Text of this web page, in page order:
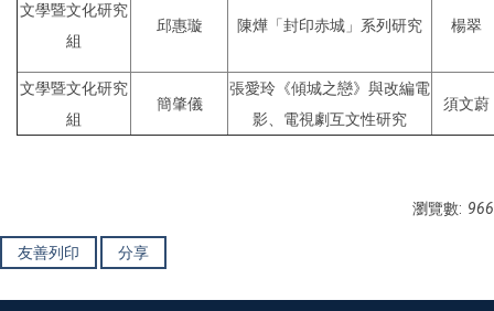
文學暨文化研究
組
邱惠璇 陳燁「封印赤城」系列研究 楊翠
文學暨文化研究
組
簡肇儀
張愛玲《傾城之戀》與改編電
影、電視劇互文性研究
須文蔚
瀏覽數: 966
友善列印 分享